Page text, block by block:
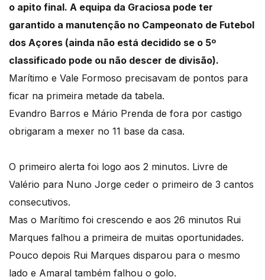
o apito final. A equipa da Graciosa pode ter
garantido a manutenção no Campeonato de Futebol
dos Açores (ainda não está decidido se o 5º
classificado pode ou não descer de divisão).
Marítimo e Vale Formoso precisavam de pontos para
ficar na primeira metade da tabela.
Evandro Barros e Mário Prenda de fora por castigo
obrigaram a mexer no 11 base da casa.
O primeiro alerta foi logo aos 2 minutos. Livre de
Valério para Nuno Jorge ceder o primeiro de 3 cantos
consecutivos.
Mas o Marítimo foi crescendo e aos 26 minutos Rui
Marques falhou a primeira de muitas oportunidades.
Pouco depois Rui Marques disparou para o mesmo
lado e Amaral também falhou o golo.